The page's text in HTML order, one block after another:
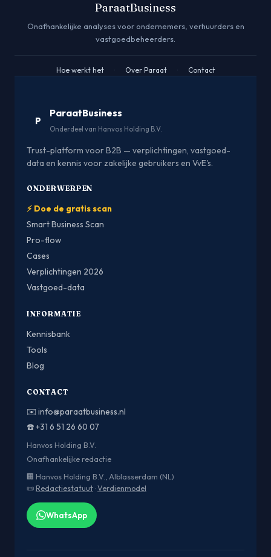
ParaatBusiness
Onafhankelijke analyses voor ondernemers, verhuurders en
vastgoedbeheerders.
Hoe werkt het · Over Paraat · Contact
P
ParaatBusiness
Onderdeel van Hanvos Holding B.V.
Trust-platform voor B2B — verplichtingen, vastgoed-
data en kennis voor zakelijke gebruikers en VvE's.
ONDERWERPEN
⚡ Doe de gratis scan
Smart Business Scan
Pro-flow
Cases
Verplichtingen 2026
Vastgoed-data
INFORMATIE
Kennisbank
Tools
Blog
CONTACT
✉️ info@paraatbusiness.nl
☎️+31 6 51 26 60 07
Hanvos Holding B.V.
Onafhankelijke redactie
🏢 Hanvos Holding B.V., Alblasserdam (NL)
📜 Redactiestatuut · Verdienmodel
WhatsApp